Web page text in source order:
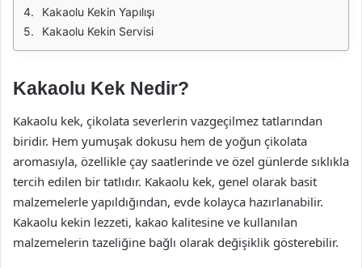
Kakaolu Kekin Yapılışı
Kakaolu Kekin Servisi
Kakaolu Kek Nedir?
Kakaolu kek, çikolata severlerin vazgeçilmez tatlarından
biridir. Hem yumuşak dokusu hem de yoğun çikolata
aromasıyla, özellikle çay saatlerinde ve özel günlerde sıklıkla
tercih edilen bir tatlıdır. Kakaolu kek, genel olarak basit
malzemelerle yapıldığından, evde kolayca hazırlanabilir.
Kakaolu kekin lezzeti, kakao kalitesine ve kullanılan
malzemelerin tazeliğine bağlı olarak değişiklik gösterebilir.